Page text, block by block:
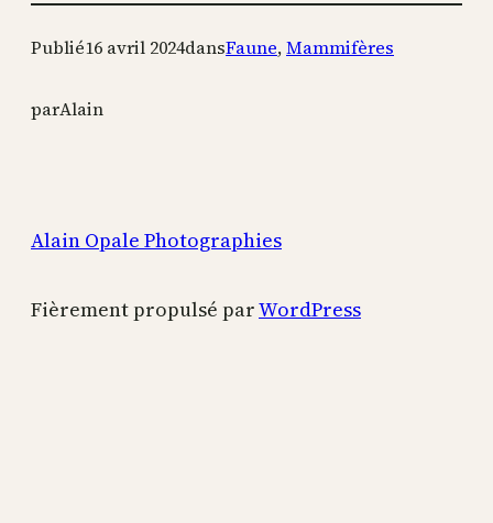
Publié16 avril 2024dansFaune, Mammifères
parAlain
Alain Opale Photographies
Fièrement propulsé parWordPress